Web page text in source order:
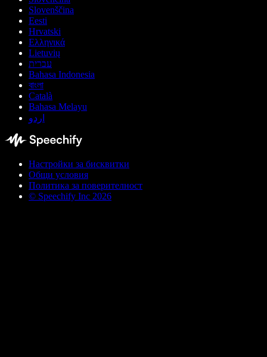
Slovenščina
Eesti
Hrvatski
Ελληνικά
Lietuvių
עברית
Bahasa Indonesia
বাংলা
Català
Bahasa Melayu
اردو
Настройки за бисквитки
Общи условия
Политика за поверителност
© Speechify Inc 2026